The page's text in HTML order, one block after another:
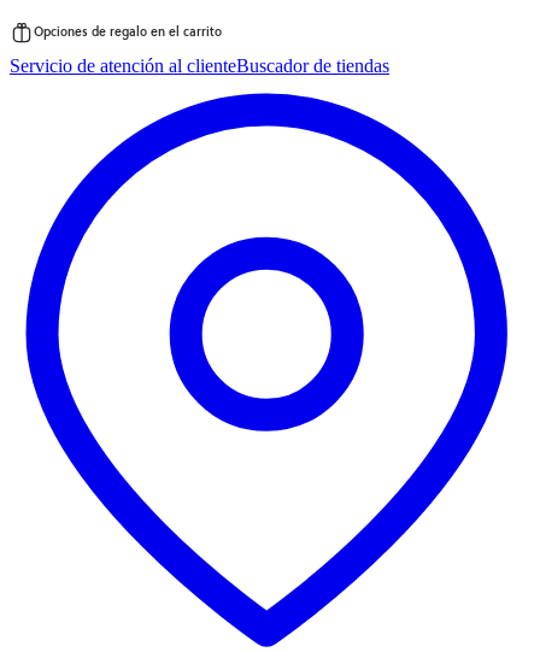
al
Opciones de regalo en el carrito
Servicio de atención al clienteBuscador de tiendas